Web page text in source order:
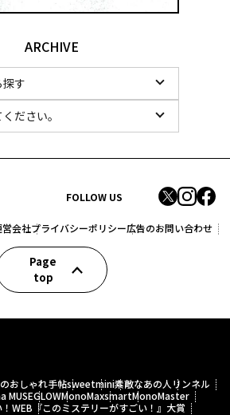
ARCHIVE
FOLLOW US
営会社プライバシーポリシー広告のお問い合わせ
Page
top
おしゃれ手帖sweetmini素敵なあの人 リンネル
MUSEGLOWMonoMaxsmartMonoMaster
WEB 『このミステリーがすごい！』大賞